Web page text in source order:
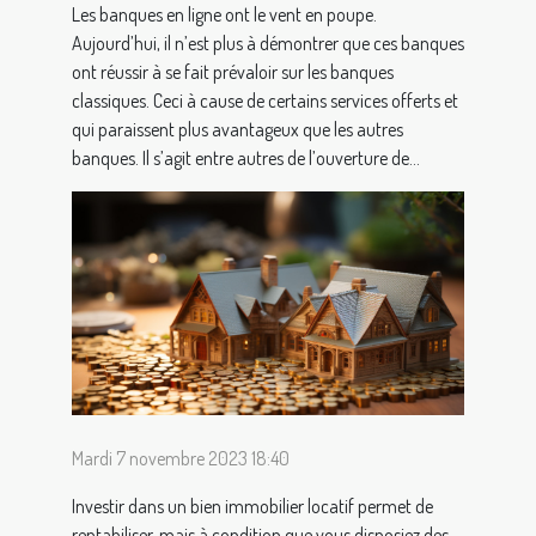
Les banques en ligne ont le vent en poupe.
Aujourd’hui, il n’est plus à démontrer que ces banques
ont réussir à se fait prévaloir sur les banques
classiques. Ceci à cause de certains services offerts et
qui paraissent plus avantageux que les autres
banques. Il s’agit entre autres de l’ouverture de...
Mardi 7 novembre 2023 18:40
Investir dans un bien immobilier locatif permet de